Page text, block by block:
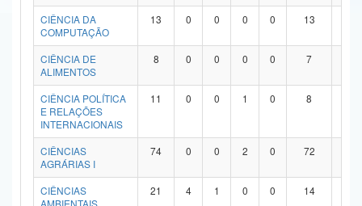
Banco Central do Brasil
CIÊNCIA DA
COMPUTAÇÃO
13 0 0 0 0 13
CIÊNCIA DE
ALIMENTOS
8 0 0 0 0 7
CIÊNCIA POLÍTICA
E RELAÇÕES
INTERNACIONAIS
11 0 0 1 0 8
CIÊNCIAS
AGRÁRIAS I
74 0 0 2 0 72
CIÊNCIAS
AMBIENTAIS
21 4 1 0 0 14